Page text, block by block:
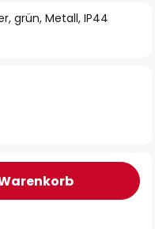
grün, Metall, IP44